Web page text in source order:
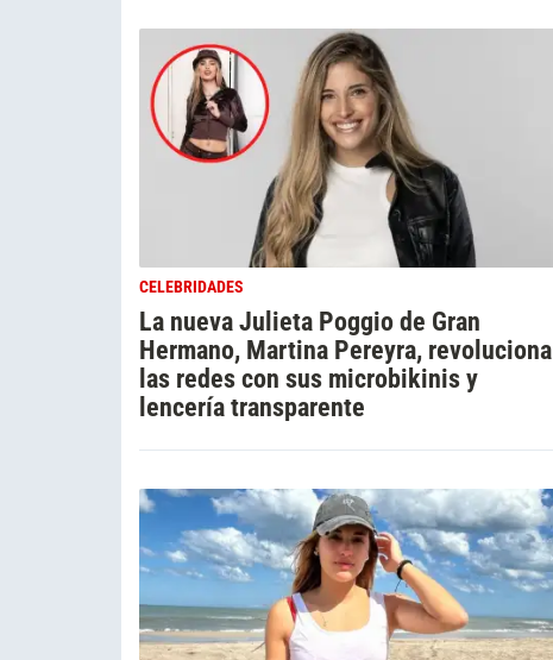
CELEBRIDADES
La nueva Julieta Poggio de Gran
Hermano, Martina Pereyra, revoluciona
las redes con sus microbikinis y
lencería transparente